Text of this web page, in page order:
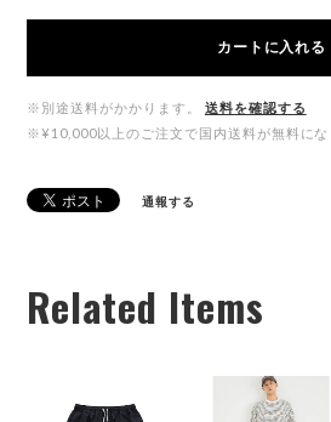
カートに入れる
※別途送料がかかります。
送料を確認する
※¥10,000以上のご注文で国内送料が無料にな
通報する
Related Items